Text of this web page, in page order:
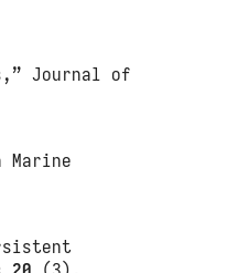
Journal of